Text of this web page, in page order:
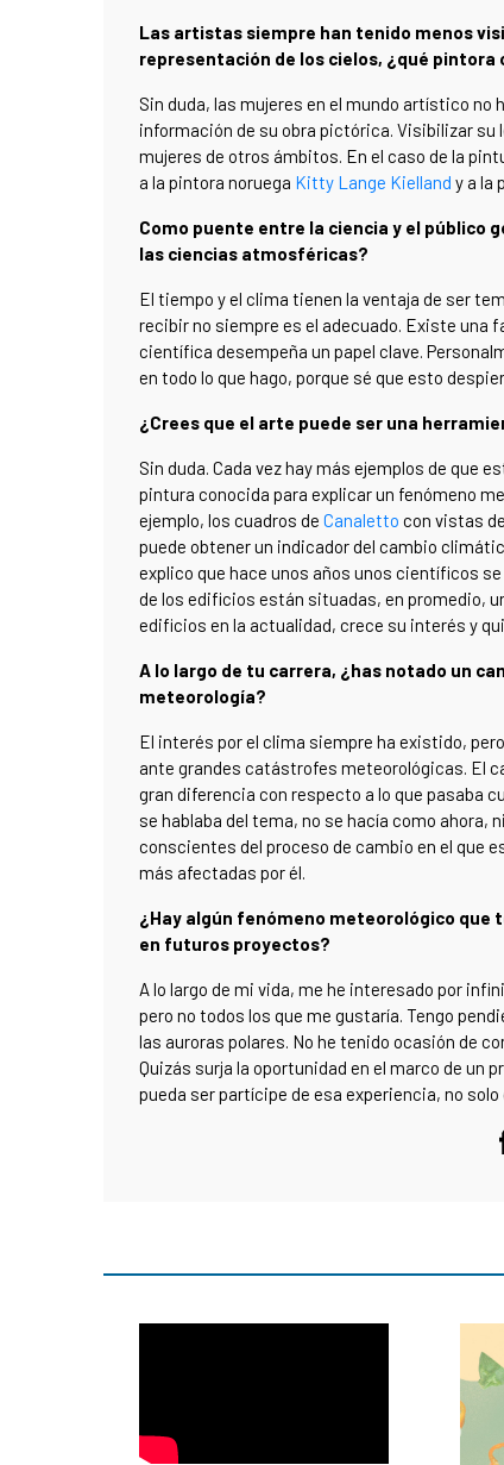
Las artistas siempre han tenido menos
representación de los cielos, ¿qué
Sin duda, las mujeres en el mundo artístico
información de su obra pictórica. Visibilizar su
mujeres de otros ámbitos. En el caso de la
a la pintora noruega Kitty Lange Kielland y a la
Como puente entre la ciencia y el público
las ciencias atmosféricas?
El tiempo y el clima tienen la ventaja de ser
recibir no siempre es el adecuado. Existe una
científica desempeña un papel clave.
en todo lo que hago, porque sé que esto
¿Crees que el arte puede ser una
Sin duda. Cada vez hay más ejemplos de que
pintura conocida para explicar un fenómeno
ejemplo, los cuadros de Canaletto con vistas
puede obtener un indicador del cambio
explico que hace unos años unos científicos
de los edificios están situadas, en promedio,
edificios en la actualidad, crece su interés y
A lo largo de tu carrera, ¿has notado un
meteorología?
El interés por el clima siempre ha existido,
ante grandes catástrofes meteorológicas. El
gran diferencia con respecto a lo que pasaba
se hablaba del tema, no se hacía como ahora,
conscientes del proceso de cambio en el que
más afectadas por él.
¿Hay algún fenómeno meteorológico que
en futuros proyectos?
A lo largo de mi vida, me he interesado por
pero no todos los que me gustaría. Tengo
las auroras polares. No he tenido ocasión de
Quizás surja la oportunidad en el marco de un
pueda ser partícipe de esa experiencia, no